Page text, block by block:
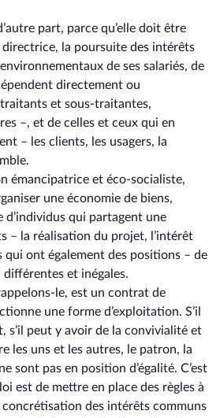
part, parce qu’elle doit être
directrice, la poursuite des intérêts
de ses salariés, de
directement ou
et sous-traitantes,
–, et de celles et ceux qui en
–⁠ les clients, les usagers, la
émancipatrice et éco-socialiste,
une économie de biens,
d’individus qui partagent une
–⁠ la réalisation du projet, l’intérêt
qui ont également des positions –⁠ de
et inégales.
le, est un contrat de
une forme d’exploitation. S’il
s’il peut y avoir de la convivialité et
les uns et les autres, le patron, la
sont pas en position d’égalité. C’est
est de mettre en place des règles à
concrétisation des intérêts communs